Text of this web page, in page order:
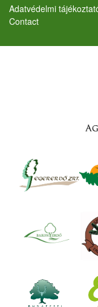
Lábléc
Adatvédelmi
Contact